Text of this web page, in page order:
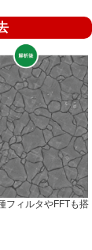
フィルタやFFTも搭